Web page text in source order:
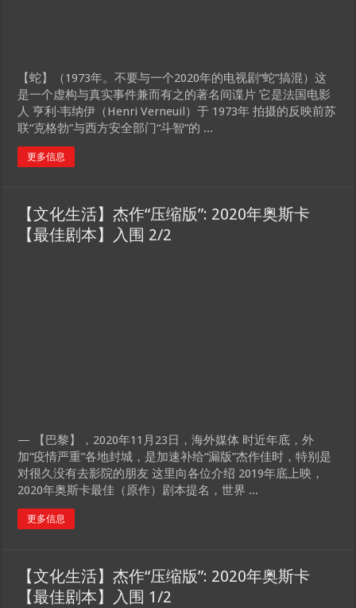
【蛇】（1973年。不要与一个2020年的电视剧“蛇”搞混）这
是一个虚构与真实事件兼而有之的著名间谍片 它是法国电影
人 亨利·韦纳伊（Henri Verneuil）于 1973年 拍摄的反映前苏
联“克格勃”与西方安全部门“斗智”的 ...
更多信息
【文化生活】杰作“压缩版”: 2020年奥斯卡
【最佳剧本】入围 2/2
— 【巴黎】，2020年11月23日，海外媒体 时近年底，外
加“疫情严重”各地封城，是加速补给“漏版”杰作佳时，特别是
对很久没有去影院的朋友 这里向各位介绍 2019年底上映，
2020年奥斯卡最佳（原作）剧本提名，世界 ...
更多信息
【文化生活】杰作“压缩版”: 2020年奥斯卡
【最佳剧本】入围 1/2